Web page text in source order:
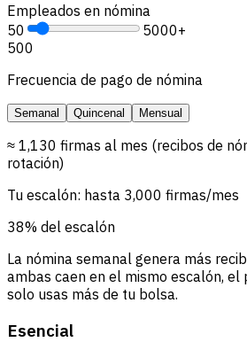
Empleados en nómina
50
5000+
500
Frecuencia de pago de nómina
Semanal Quincenal Mensual
≈ 1,130 firmas al mes (recibos de
rotación)
Tu escalón: hasta 3,000 firmas/mes
38% del escalón
La nómina semanal genera más
ambas caen en el mismo escalón, el
solo usas más de tu bolsa.
Esencial